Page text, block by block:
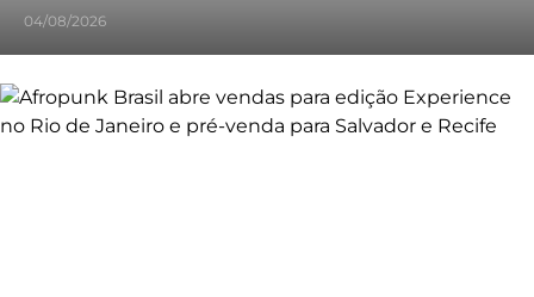
04/08/2026